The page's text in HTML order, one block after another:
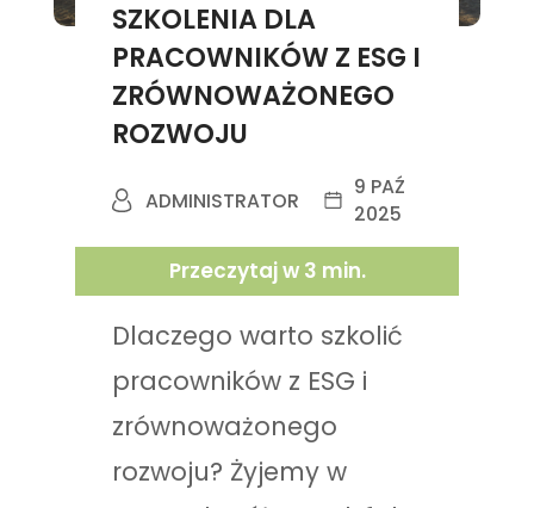
SZKOLENIA DLA
PRACOWNIKÓW Z ESG I
ZRÓWNOWAŻONEGO
ROZWOJU
ADMINISTRATOR
9 PAŹ
2025
Przeczytaj w 3 min.
Dlaczego warto szkolić
pracowników z ESG i
zrównoważonego
rozwoju? Żyjemy w